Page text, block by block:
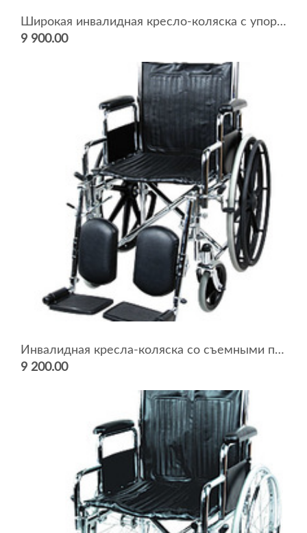
Широкая инвалидная кресло-коляска с упорами для голени 3022C0304
9 900.00
Инвалидная кресла-коляска со съемными подлокотниками и с регулируемыми подножками 1618C0304
9 200.00